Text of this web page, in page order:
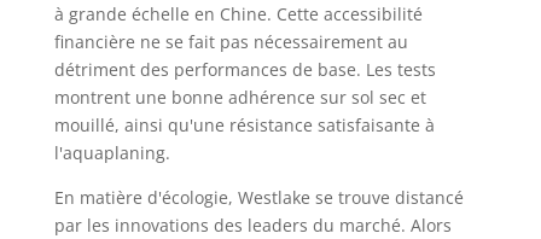
à grande échelle en Chine. Cette accessibilité
financière ne se fait pas nécessairement au
détriment des performances de base. Les tests
montrent une bonne adhérence sur sol sec et
mouillé, ainsi qu'une résistance satisfaisante à
l'aquaplaning.
En matière d'écologie, Westlake se trouve distancé
par les innovations des leaders du marché. Alors